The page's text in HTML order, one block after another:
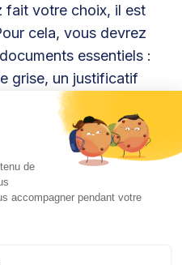
fait votre choix, il est
cela, vous devrez
essentiels :
grise, un justificatif
de conduire, et un
avez déjà été
éléments
au mieux votre
une offre ajustée.
de
accompagner pendant votre